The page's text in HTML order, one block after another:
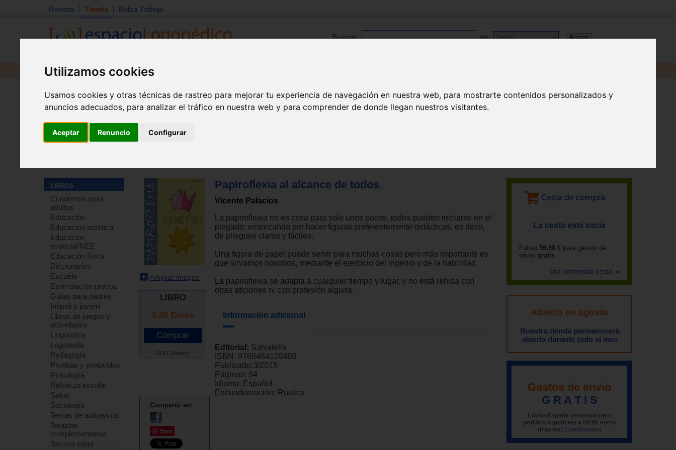
Utilizamos cookies
Usamos cookies y otras técnicas de rastreo para mejorar tu experiencia de navegación en nuestra web, para mostrarte contenidos personalizados y
anuncios adecuados, para analizar el tráfico en nuestra web y para comprender de donde llegan nuestros visitantes.
Aceptar Renuncio Configurar
Revista Tienda Bolsa Trabajo
Buscar: en:
Revista Libros Material
Cuadernos para
adultos
Educación
Educación artística
Educación
especial/NEE
Educación física
Diccionarios
Escuela
Estimulación precoz
Guías para padres
Infantil y juvenil
Libros de juegos y
actividades
Lingüística
Logopedia
Pedagogía
Pruebas y protocolos
Psicología
Refuerzo escolar
Salud
Sociología
Temas de autoayuda
Terapias
complementarias
Tercera edad
Ampliar imagen
LIBRO
9.80 Euros
10.87 Dólares*
Compartir en:
Save
Papiroflexia al alcance de todos.
Vicente Palacios
La papiroflexia no es cosa para solo unos pocos, todos pueden iniciarse en el
plegado, empezando por hacer figuras preferentemente didácticas, es decir,
de pliegues claros y fáciles.
Una figura de papel puede servir para muchas cosas pero más importante es
que sirvamos nosotros, mediante el ejercicio del ingenio y de la habilidad.
La papiroflexia se adapta a cualquier tiempo y lugar, y no está reñida con
otras aficiones ni con profesión alguna.
Información adicional
Editorial: Salvatella
ISBN: 9788484128489
Publicado:3/2015
Páginas: 94
Idioma: Español
Encuadernación: Rústica
La cesta está vacía
Faltan 59,90 € para gastos de
envío gratis
Ver contenido cesta
Abierto en agosto
Nuestra tienda permanecerá
abierta durante todo el mes
Gastos de envío
G R A T I S
Envíos España península para
pedidos superiores a 59,90 euros
(más iva) (condiciones)